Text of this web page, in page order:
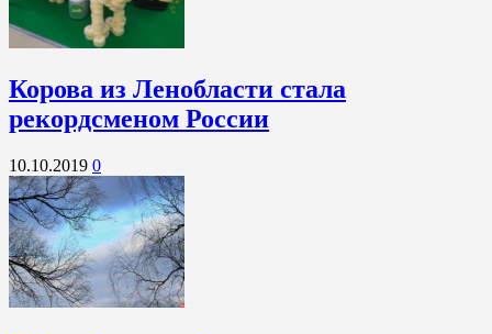
Корова из Ленобласти стала
рекордсменом России
10.10.2019 0